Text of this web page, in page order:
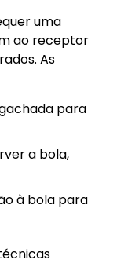
uma
ao receptor
As
para
a bola,
à bola para